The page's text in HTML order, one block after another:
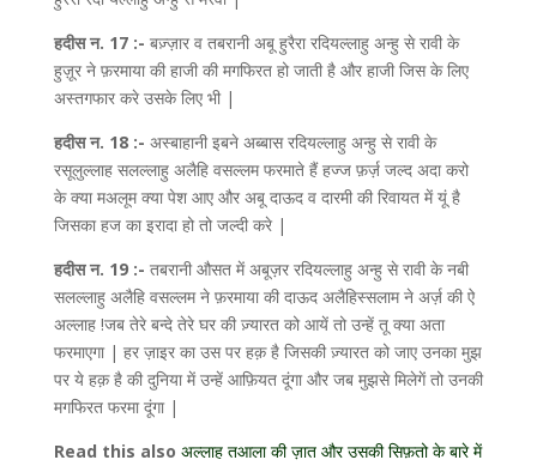
हदीस न. 17 :- बज़्ज़ार व तबरानी अबू हुरैरा रदियल्लाहु अन्हु से रावी के
हुज़ूर ने फ़रमाया की हाजी की मगफिरत हो जाती है और हाजी जिस के लिए
अस्तगफार करे उसके लिए भी |
हदीस न. 18 :- अस्बाहानी इबने अब्बास रदियल्लाहु अन्हु से रावी के
रसूलुल्लाह सलल्लाहु अलैहि वसल्लम फरमाते हैं हज्ज फ़र्ज़ जल्द अदा करो
के क्या मअलूम क्या पेश आए और अबू दाऊद व दारमी की रिवायत में यूं है
जिसका हज का इरादा हो तो जल्दी करे |
हदीस न. 19 :- तबरानी औसत में अबूज़र रदियल्लाहु अन्हु से रावी के नबी
सलल्लाहु अलैहि वसल्लम ने फ़रमाया की दाऊद अलैहिस्सलाम ने अर्ज़ की ऐ
अल्लाह !जब तेरे बन्दे तेरे घर की ज़्यारत को आयें तो उन्हें तू क्या अता
फरमाएगा | हर ज़ाइर का उस पर हक़ है जिसकी ज़्यारत को जाए उनका मुझ
पर ये हक़ है की दुनिया में उन्हें आफ़ियत दूंगा और जब मुझसे मिलेगें तो उनकी
मगफिरत फरमा दूंगा |
Read this also अल्लाह तआला की ज़ात और उसकी सिफ़तो के बारे में